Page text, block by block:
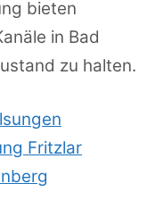
bieten
in Bad
zu halten.
Fritzlar